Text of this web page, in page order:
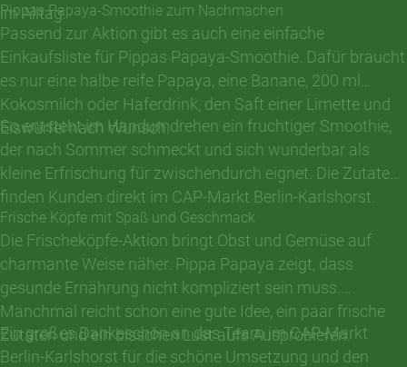
im Alltag.
Pippas Papaya-Smoothie zum Nachmachen
Passend zur Aktion gibt es auch eine einfache
Einkaufsliste für Pippas Papaya-Smoothie. Dafür braucht
es nur eine halbe reife Papaya, eine Banane, 200 ml
Kokosmilch oder Haferdrink, den Saft einer Limette und
Eiswürfel nach Wunsch.
So entsteht im Handumdrehen ein fruchtiger Smoothie,
der nach Sommer schmeckt und sich wunderbar als
kleine Erfrischung für zwischendurch eignet. Die Zutaten
finden Kunden direkt im CAP-Markt Berlin-Karlshorst.
Frische Köpfe mit Spaß und Geschmack
Die Frischeköpfe-Aktion bringt Obst und Gemüse auf
charmante Weise näher. Pippa Papaya zeigt, dass
gesunde Ernährung nicht kompliziert sein muss.
Manchmal reicht schon eine gute Idee, ein paar frische
Zutaten und ein bisschen Lust aufs Ausprobieren.
Ein großes Dankeschön an das Team im CAP-Markt
Berlin-Karlshorst für die schöne Umsetzung und den